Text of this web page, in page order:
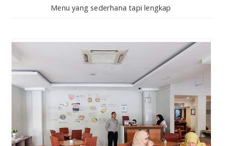
Menu yang sederhana tapi lengkap